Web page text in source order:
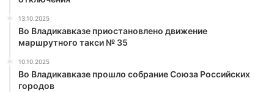
13.10.2025
Во Владикавказе приостановлено движение
маршрутного такси № 35
10.10.2025
Во Владикавказе прошло собрание Союза Российских
городов